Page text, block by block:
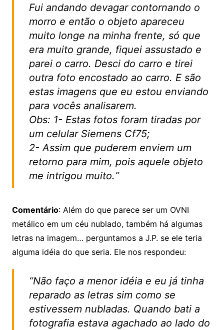
Fui andando devagar contornando o
morro e então o objeto apareceu
muito longe na minha frente, só que
era muito grande, fiquei assustado e
parei o carro. Desci do carro e tirei
outra foto encostado ao carro. E são
estas imagens que eu estou enviando
para vocês analisarem.
Obs: 1- Estas fotos foram tiradas por
um celular Siemens Cf75;
2- Assim que puderem enviem um
retorno para mim, pois aquele objeto
me intrigou muito.“
Comentário: Além do que parece ser um OVNI
metálico em um céu nublado, também há algumas
letras na imagem… perguntamos a J.P. se ele teria
alguma idéia do que seria. Ele nos respondeu:
“Não faço a menor idéia e eu já tinha
reparado as letras sim como se
estivessem nubladas. Quando bati a
fotografia estava agachado ao lado do